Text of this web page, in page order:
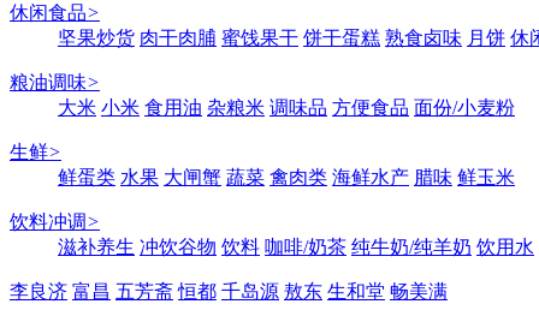
休闲食品>
坚果炒货 肉干肉脯 蜜饯果干 饼干蛋糕 熟食卤味 月饼 休
粮油调味>
大米 小米 食用油 杂粮米 调味品 方便食品 面份/小麦粉
生鲜>
鲜蛋类 水果 大闸蟹 蔬菜 禽肉类 海鲜水产 腊味 鲜玉米
饮料冲调>
滋补养生 冲饮谷物 饮料 咖啡/奶茶 纯牛奶/纯羊奶 饮用水
李良济 富昌 五芳斋 恒都 千岛源 敖东 生和堂 畅美满